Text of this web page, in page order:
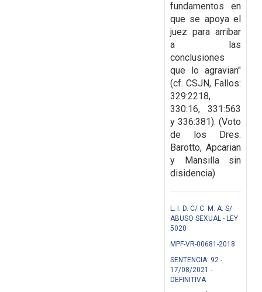
fundamentos en
que se apoya el
juez para arribar
a las
conclusiones
que lo agravian"
(cf. CSJN, Fallos:
329:2218,
330:16, 331:563
y 336:381). (Voto
de los Dres.
Barotto, Apcarian
y Mansilla sin
disidencia)
L. I. D. C/ C. M. A. S/
ABUSO SEXUAL - LEY
5020
MPF-VR-00681-2018
SENTENCIA: 92 -
17/08/2021 -
DEFINITIVA